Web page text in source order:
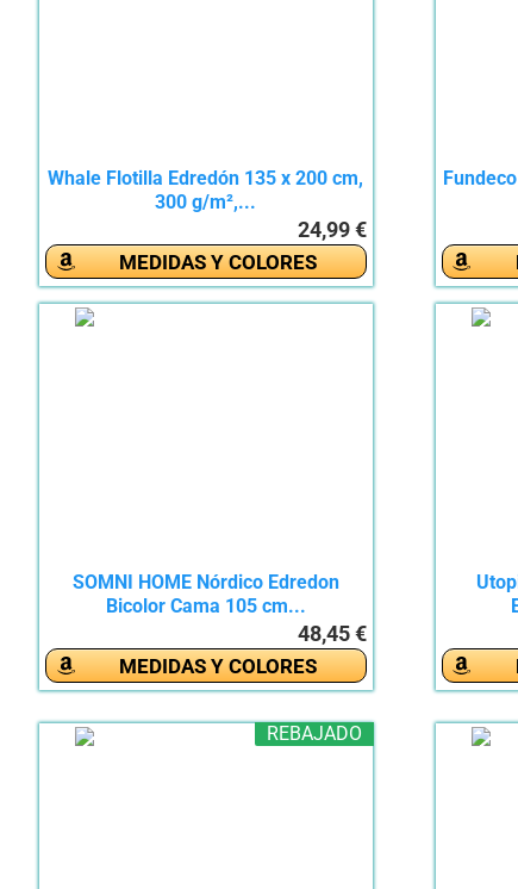
Whale Flotilla Edredón 135 x 200 cm,
300 g/m²,...
24,99 €
MEDIDAS Y COLORES
SOMNI HOME Nórdico Edredon
Bicolor Cama 105 cm...
48,45 €
MEDIDAS Y COLORES
REBAJADO